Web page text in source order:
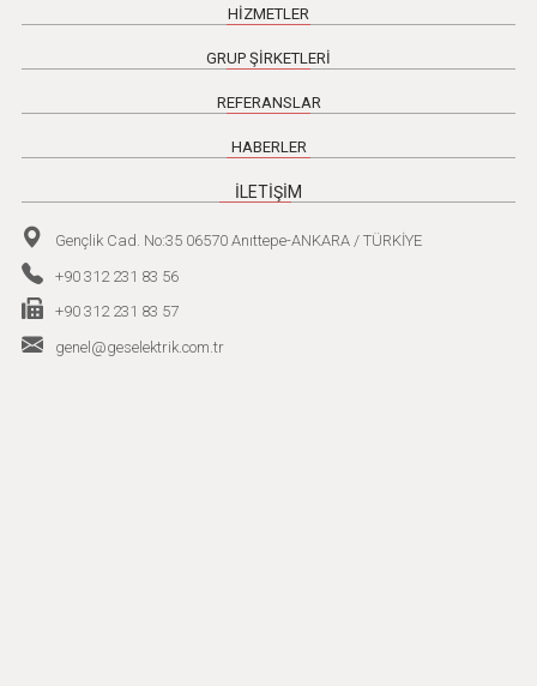
HİZMETLER
GRUP ŞİRKETLERİ
REFERANSLAR
HABERLER
İLETİŞİM
Gençlik Cad. No:35 06570 Anıttepe-ANKARA / TÜRKİYE
+90 312 231 83 56
+90 312 231 83 57
genel@geselektrik.com.tr